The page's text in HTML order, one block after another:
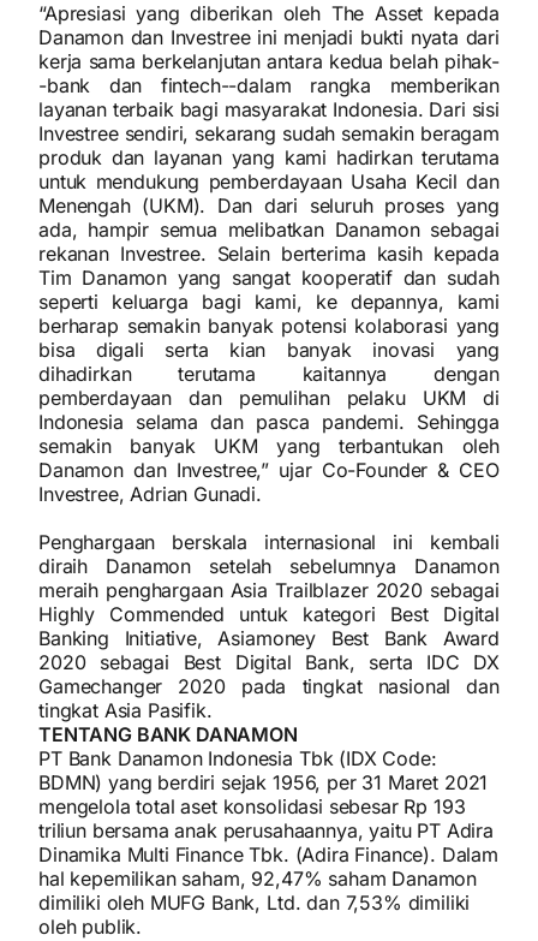
“Apresiasi yang diberikan oleh The Asset kepada
Danamon dan Investree ini menjadi bukti nyata dari
kerja sama berkelanjutan antara kedua belah pihak-
-bank dan fintech--dalam rangka memberikan
layanan terbaik bagi masyarakat Indonesia. Dari sisi
Investree sendiri, sekarang sudah semakin beragam
produk dan layanan yang kami hadirkan terutama
untuk mendukung pemberdayaan Usaha Kecil dan
Menengah (UKM). Dan dari seluruh proses yang
ada, hampir semua melibatkan Danamon sebagai
rekanan Investree. Selain berterima kasih kepada
Tim Danamon yang sangat kooperatif dan sudah
seperti keluarga bagi kami, ke depannya, kami
berharap semakin banyak potensi kolaborasi yang
bisa digali serta kian banyak inovasi yang
dihadirkan terutama kaitannya dengan
pemberdayaan dan pemulihan pelaku UKM di
Indonesia selama dan pasca pandemi. Sehingga
semakin banyak UKM yang terbantukan oleh
Danamon dan Investree,” ujar Co-Founder & CEO
Investree, Adrian Gunadi.
Penghargaan berskala internasional ini kembali
diraih Danamon setelah sebelumnya Danamon
meraih penghargaan Asia Trailblazer 2020 sebagai
Highly Commended untuk kategori Best Digital
Banking Initiative, Asiamoney Best Bank Award
2020 sebagai Best Digital Bank, serta IDC DX
Gamechanger 2020 pada tingkat nasional dan
tingkat Asia Pasifik.
TENTANG BANK DANAMON
PT Bank Danamon Indonesia Tbk (IDX Code:
BDMN) yang berdiri sejak 1956, per 31 Maret 2021
mengelola total aset konsolidasi sebesar Rp 193
triliun bersama anak perusahaannya, yaitu PT Adira
Dinamika Multi Finance Tbk. (Adira Finance). Dalam
hal kepemilikan saham, 92,47% saham Danamon
dimiliki oleh MUFG Bank, Ltd. dan 7,53% dimiliki
oleh publik.